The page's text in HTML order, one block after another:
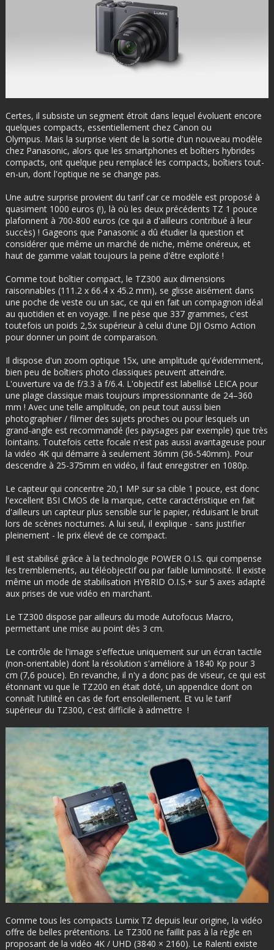
Certes, il subsiste un segment étroit dans lequel évoluent encore
quelques compacts, essentiellement chez Canon ou
Olympus. Mais la surprise vient de la sortie d'un nouveau modèle
chez Panasonic, alors que les smartphones et boîtiers hybrides
compacts, ont quelque peu remplacé les compacts, boîtiers tout-
en-un, dont l'optique ne se change pas.
Une autre surprise provient du tarif car ce modèle est proposé à
quasiment 1000 euros (!), là où les deux précédents TZ 1 pouce
plafonnent à 700-800 euros (ce qui a d'ailleurs contribué à leur
succès) ! Gageons que Panasonic a dû étudier la question et
considérer que même un marché de niche, même onéreux, et
haut de gamme valait toujours la peine d'être exploité !
Comme tout boîtier compact, le TZ300 aux dimensions
raisonnables (111.2 x 66.4 x 45.2 mm), se glisse aisément dans
une poche de veste ou un sac, ce qui en fait un compagnon idéal
au quotidien et en voyage. Il ne pèse que 337 grammes, c'est
toutefois un poids 2,5x supérieur à celui d'une DJI Osmo Action
pour donner un point de comparaison.
Il dispose d'un zoom optique 15x, une amplitude qu'évidemment,
bien peu de boîtiers photo classiques peuvent atteindre.
L'ouverture va de f/3.3 à f/6.4. L'objectif est labellisé LEICA pour
une plage classique mais toujours impressionnante de 24–360
mm ! Avec une telle amplitude, on peut tout aussi bien
photographier / filmer des sujets proches ou pour lesquels un
grand-angle est recommandé (les paysages par exemple) que très
lointains. Toutefois cette focale n'est pas aussi avantageuse pour
la vidéo 4K qui démarre à seulement 36mm (36-540mm). Pour
descendre à 25-375mm en vidéo, il faut enregistrer en 1080p.
Le capteur qui concentre 20,1 MP sur sa cible 1 pouce, est donc
l'excellent BSI CMOS de la marque, cette caractéristique en fait
d'ailleurs un capteur plus sensible sur le papier, réduisant le bruit
lors de scènes nocturnes. A lui seul, il explique - sans justifier
pleinement - le prix élevé de ce compact.
Il est stabilisé grâce à la technologie POWER O.I.S. qui compense
les tremblements, au téléobjectif ou par faible luminosité. Il existe
même un mode de stabilisation HYBRID O.I.S.+ sur 5 axes adapté
aux prises de vue vidéo en marchant.
Le TZ300 dispose par ailleurs du mode Autofocus Macro,
permettant une mise au point dès 3 cm.
Le contrôle de l'image s'effectue uniquement sur un écran tactile
(non-orientable) dont la résolution s'améliore à 1840 Kp pour 3
cm (7,6 pouce). En revanche, il n'y a donc pas de viseur, ce qui est
étonnant vu que le TZ200 en était doté, un appendice dont on
connaît l'utilité en cas de fort ensoleillement. Et vu le tarif
supérieur du TZ300, c'est difficile à admettre !
Comme tous les compacts Lumix TZ depuis leur origine, la vidéo
offre de belles prétentions. Le TZ300 ne faillit pas à la règle en
proposant de la vidéo 4K / UHD (3840 × 2160). Le Ralenti existe